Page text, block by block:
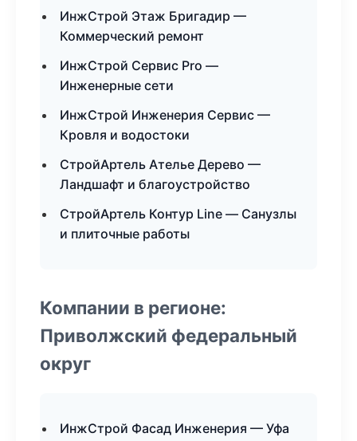
ИнжСтрой Этаж Бригадир —
Коммерческий ремонт
ИнжСтрой Сервис Pro —
Инженерные сети
ИнжСтрой Инженерия Сервис —
Кровля и водостоки
СтройАртель Ателье Дерево —
Ландшафт и благоустройство
СтройАртель Контур Line — Санузлы
и плиточные работы
Компании в регионе:
Приволжский федеральный
округ
ИнжСтрой Фасад Инженерия — Уфа